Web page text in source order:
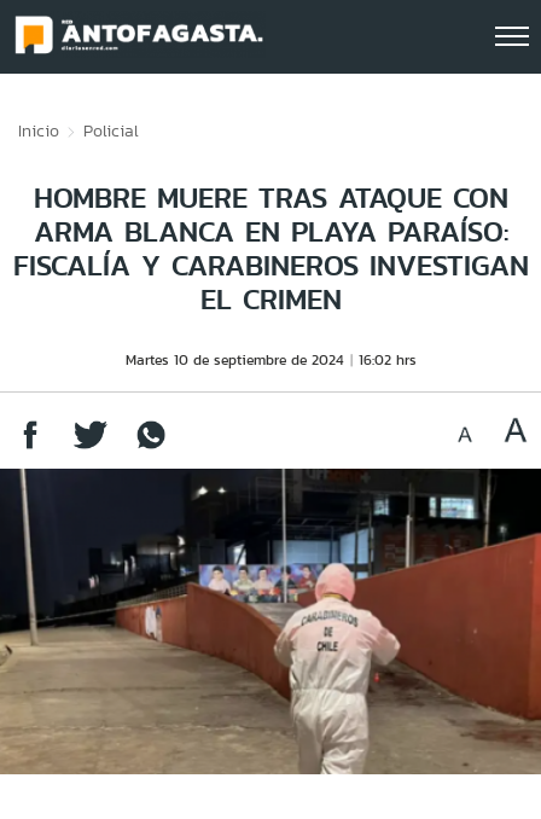
Inicio Policial
HOMBRE MUERE TRAS ATAQUE CON
ARMA BLANCA EN PLAYA PARAÍSO:
FISCALÍA Y CARABINEROS INVESTIGAN
EL CRIMEN
Martes 10 de septiembre de 2024 16:02 hrs